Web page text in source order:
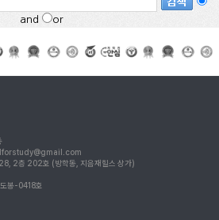
and or
2층 202호 (방학동, 지음재힐스 상가)
봉-0418호